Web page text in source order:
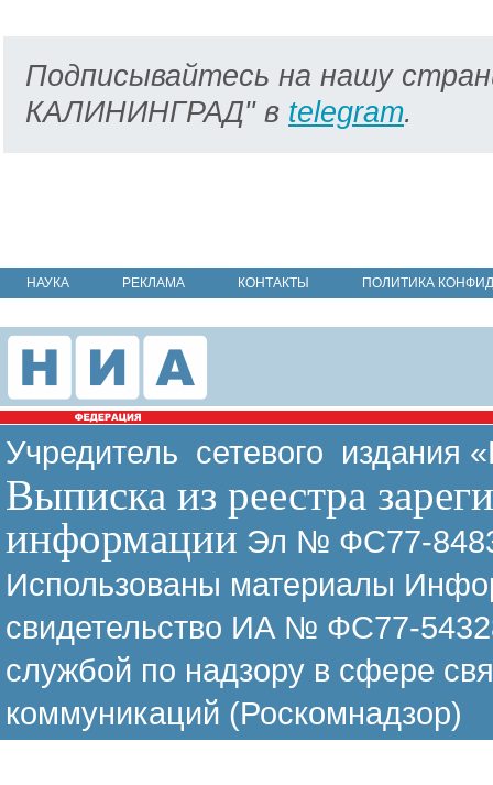
Подписывайтесь на нашу
КАЛИНИНГРАД" в telegram.
НАУКА РЕКЛАМА КОНТАКТЫ ПОЛИТИКА
Учредитель сетевого издания
Выписка из реестра
информации Эл № ФС77-
Использованы материалы
свидетельство ИА № ФС77-
службой по надзору в сфере
коммуникаций (Роскомнадзор)